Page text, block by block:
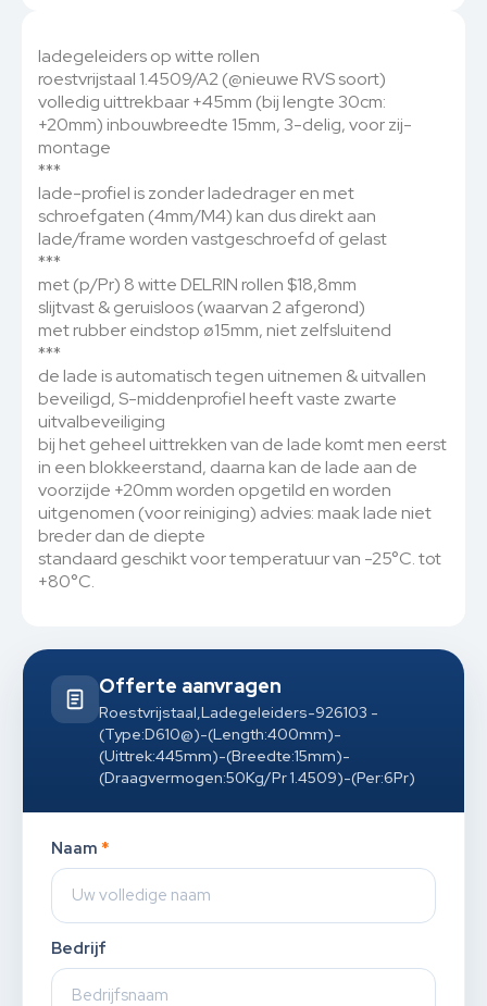
ladegeleiders op witte rollen
roestvrijstaal 1.4509/A2 (@nieuwe RVS soort)
volledig uittrekbaar +45mm (bij lengte 30cm:
+20mm) inbouwbreedte 15mm, 3-delig, voor zij-
montage
***
lade-profiel is zonder ladedrager en met
schroefgaten (4mm/M4) kan dus direkt aan
lade/frame worden vastgeschroefd of gelast
***
met (p/Pr) 8 witte DELRIN rollen $18,8mm
slijtvast & geruisloos (waarvan 2 afgerond)
met rubber eindstop ø15mm, niet zelfsluitend
***
de lade is automatisch tegen uitnemen & uitvallen
beveiligd, S-middenprofiel heeft vaste zwarte
uitvalbeveiliging
bij het geheel uittrekken van de lade komt men eerst
in een blokkeerstand, daarna kan de lade aan de
voorzijde +20mm worden opgetild en worden
uitgenomen (voor reiniging) advies: maak lade niet
breder dan de diepte
standaard geschikt voor temperatuur van -25°C. tot
+80°C.
Offerte aanvragen
Roestvrijstaal,Ladegeleiders-926103 -
(Type:D610@)-(Length:400mm)-
(Uittrek:445mm)-(Breedte:15mm)-
(Draagvermogen:50Kg/Pr 1.4509)-(Per:6Pr)
Naam *
Bedrijf